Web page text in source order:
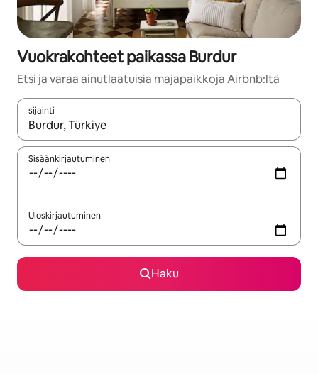
Vuokrakohteet paikassa Burdur
Etsi ja varaa ainutlaatuisia majapaikkoja Airbnb:ltä
sijainti
Kun tulokset ovat saatavilla, navigoi ylös- ja alas-
Sisäänkirjautuminen
Uloskirjautuminen
Haku